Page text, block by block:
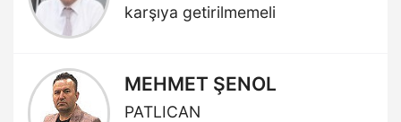
karşıya getirilmemeli
MEHMET ŞENOL
PATLICAN